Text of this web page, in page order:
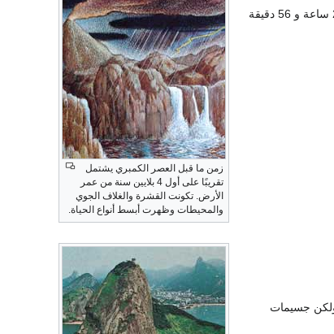
زمن ما قبل العصر الكمبري يشتمل
تقريبًا على أول 4 بلايين سنة من عمر
الأرض. تكونت القشرة والغلاف الجوي
والمحيطات وظهرت أبسط أنواع الحياة.
الحركة: دائرية حول المحور (حركة سريعة حول خط وهمي يصل القطب الشمالي والجنوبي) مرة كل 23 ساعة و 56 دقيقة
من 80كم فوق سطح الأرض، ولكن جسيمات